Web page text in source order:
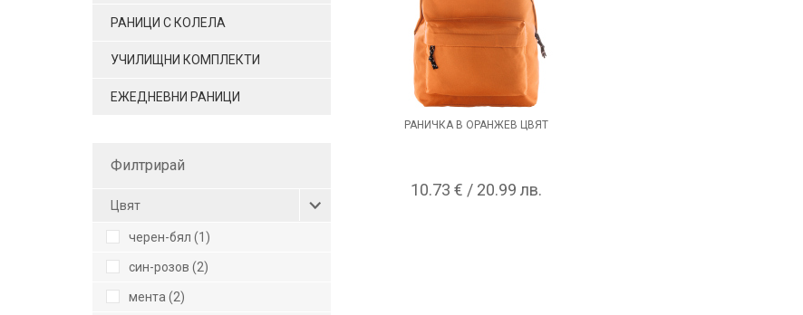
РАНИЦИ С КОЛЕЛА
УЧИЛИЩНИ КОМПЛЕКТИ
ЕЖЕДНЕВНИ РАНИЦИ
Филтрирай
Цвят
черен-бял (1)
син-розов (2)
мента (2)
РАНИЧКА В ОРАНЖЕВ ЦВЯТ
10.73 € / 20.99 лв.